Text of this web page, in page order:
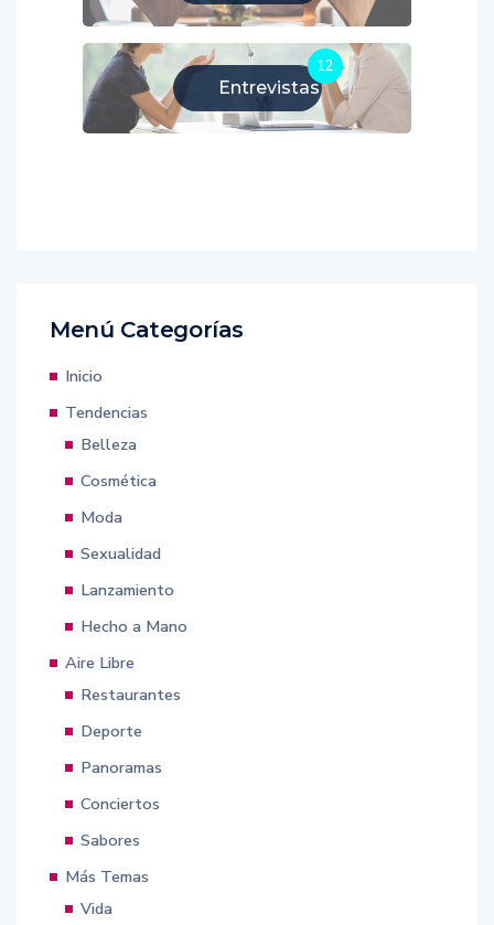
Entrevistas
12
Menú Categorías
Inicio
Tendencias
Belleza
Cosmética
Moda
Sexualidad
Lanzamiento
Hecho a Mano
Aire Libre
Restaurantes
Deporte
Panoramas
Conciertos
Sabores
Más Temas
Vida